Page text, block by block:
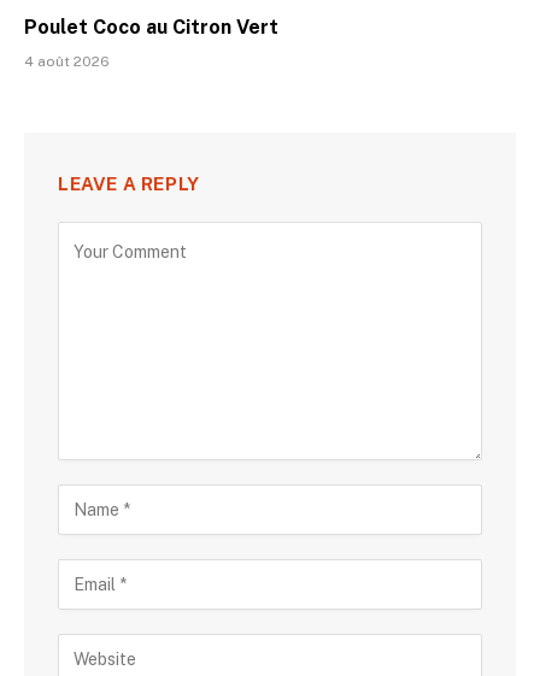
Poulet Coco au Citron Vert
4 août 2026
LEAVE A REPLY